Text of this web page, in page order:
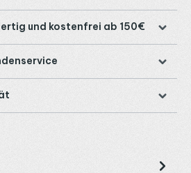
und kostenfrei ab 150€